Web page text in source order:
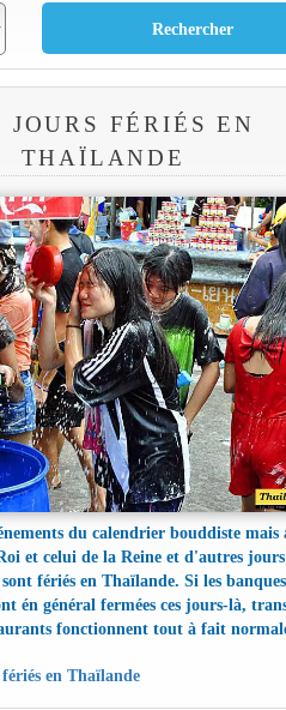
JOURS FÉRIÉS EN
THAÏLANDE
du calendrier bouddiste mais
et celui de la Reine et d'autres
fériés en Thaïlande. Si les
én général fermées ces jours-là,
fonctionnent tout à fait
en Thaïlande